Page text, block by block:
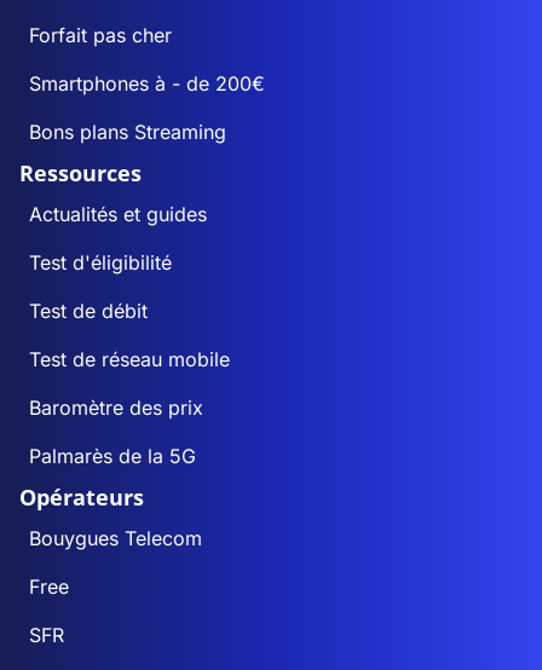
Forfait pas cher
Smartphones à - de 200€
Bons plans Streaming
Ressources
Actualités et guides
Test d'éligibilité
Test de débit
Test de réseau mobile
Baromètre des prix
Palmarès de la 5G
Opérateurs
Bouygues Telecom
Free
SFR